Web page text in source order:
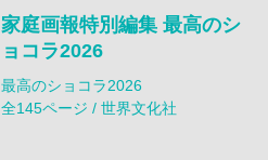
家庭画報特別編集 最高のシ
ョコラ2026
最高のショコラ2026
全145ページ / 世界文化社